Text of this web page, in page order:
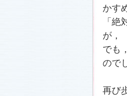
かす
「
が，
でも
ので
再び